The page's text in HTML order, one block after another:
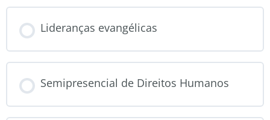
0% COMPLETO
Lideranças evangélicas
0% COMPLETO
Semipresencial de Direitos Humanos